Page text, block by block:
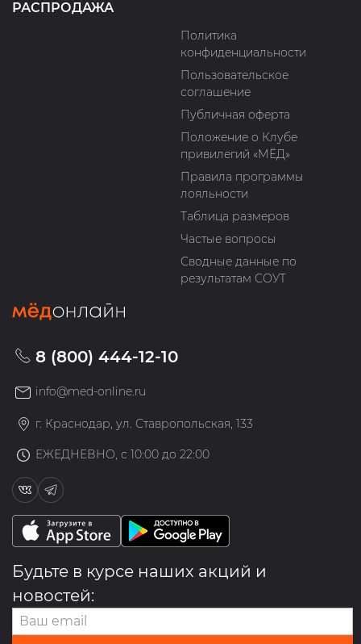
РАСПРОДАЖА
Политика
конфиденциальности
Пользовательское
соглашение
Публичная оферта
Положение о Клубе
привилегий «МЁД»
Правила программы
лояльности
Таблица размеров
Частые вопросы
Сводные данные по
результатам СОУТ
8 (800) 444-12-10
info@med-online.ru
г. Краснодар, ул. Ставропольская, 133
ЕЖЕДНЕВНО, с 10:00 до 22:00
Будьте в курсе наших акций и
новостей: